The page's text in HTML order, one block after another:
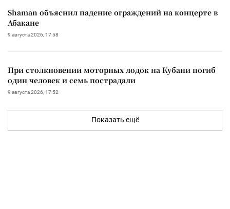
Shaman объяснил падение ограждений на концерте в
Абакане
9 августа 2026, 17:58
При столкновении моторных лодок на Кубани погиб
один человек и семь пострадали
9 августа 2026, 17:52
Показать ещё